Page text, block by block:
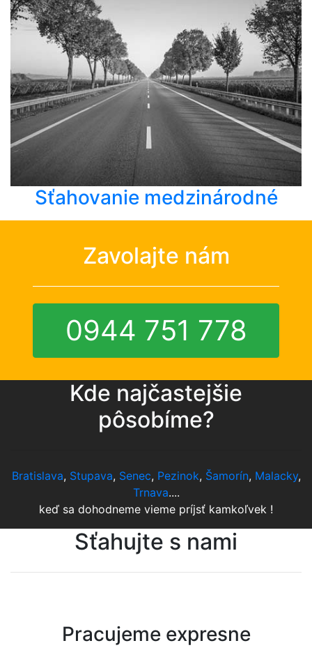
Sťahovanie medzinárodné
Zavolajte nám
0944 751 778
Kde najčastejšie
pôsobíme?
Bratislava, Stupava, Senec, Pezinok, Šamorín, Malacky,
Trnava....
keď sa dohodneme vieme príjsť kamkoľvek !
Sťahujte s nami
Pracujeme expresne